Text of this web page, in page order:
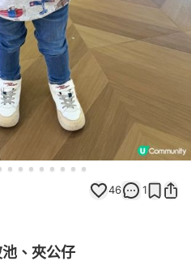
46 1
、夾公仔